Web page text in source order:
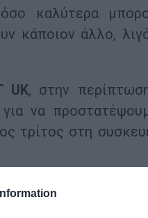
καλύτερα
κάποιον άλλο,
UK, στην
να
τρίτος στη
είναι μεν
στις δύο